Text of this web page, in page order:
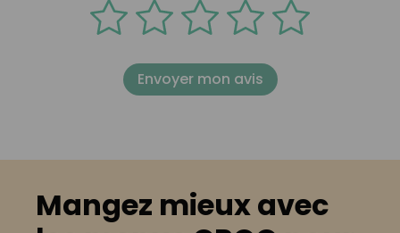
Envoyer mon avis
Mangez mieux avec